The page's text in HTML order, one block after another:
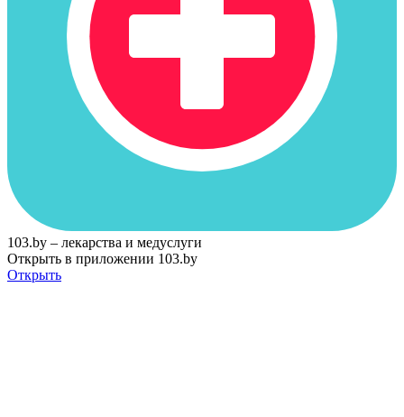
103.by – лекарства и медуслуги
Открыть в приложении 103.by
Открыть